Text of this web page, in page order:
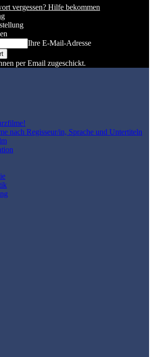
vergessen? Hilfe bekommen
Ihre E-Mail-Adresse
per Email zugeschickt.
nach Regisseur/in, Sprache und Untertiteln